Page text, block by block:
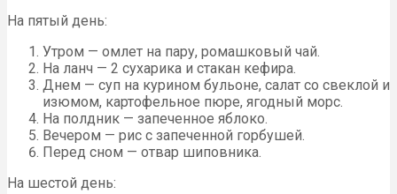
На пятый день:
Утром — омлет на пару, ромашковый чай.
На ланч — 2 сухарика и стакан кефира.
Днем — суп на курином бульоне, салат со свеклой и
изюмом, картофельное пюре, ягодный морс.
На полдник — запеченное яблоко.
Вечером — рис с запеченной горбушей.
Перед сном — отвар шиповника.
На шестой день: